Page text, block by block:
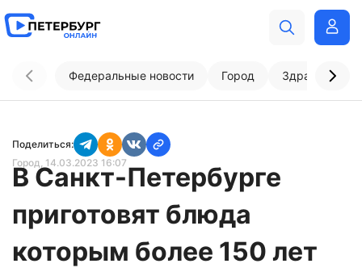
Федеральные новости Город
Поделиться:
Город, 14.03.2023 16:07
В Санкт-Петербурге
приготовят блюда
которым более 150 лет